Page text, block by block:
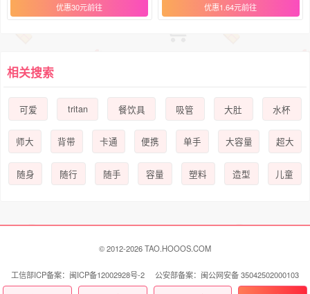
优惠30元 优惠1.64元
相关搜索
可爱 tritan 餐饮具 吸管 大肚 水杯
师大 背带 卡通 便携 单手 大容量 超大
随身 随行 随手 容量 塑料 造型 儿童
© 2012-2026 TAO.HOOOS.COM
工信部ICP备案：闽ICP备12002928号-2 公安部备案：闽公网安备 35042502000103
联系我们 Contact Us